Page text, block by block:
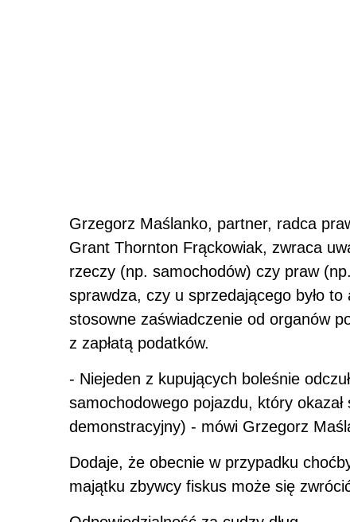
Grzegorz Maślanko, partner, radca
Grant Thornton Frąckowiak, zwraca
rzeczy (np. samochodów) czy praw
sprawdza, czy u sprzedającego było
stosowne zaświadczenie od organów
z zapłatą podatków.
- Niejeden z kupujących boleśnie
samochodowego pojazdu, który
demonstracyjny) - mówi Grzegorz
Dodaje, że obecnie w przypadku
majątku zbywcy fiskus może się